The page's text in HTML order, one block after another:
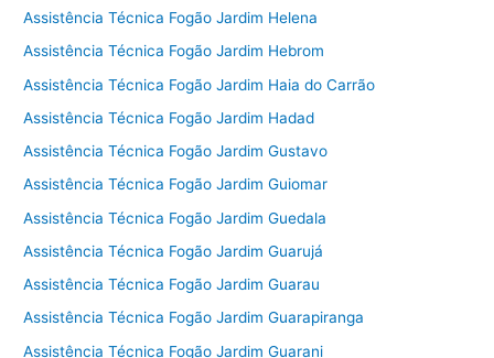
Assistência Técnica Fogão Jardim Helena
Assistência Técnica Fogão Jardim Hebrom
Assistência Técnica Fogão Jardim Haia do Carrão
Assistência Técnica Fogão Jardim Hadad
Assistência Técnica Fogão Jardim Gustavo
Assistência Técnica Fogão Jardim Guiomar
Assistência Técnica Fogão Jardim Guedala
Assistência Técnica Fogão Jardim Guarujá
Assistência Técnica Fogão Jardim Guarau
Assistência Técnica Fogão Jardim Guarapiranga
Assistência Técnica Fogão Jardim Guarani